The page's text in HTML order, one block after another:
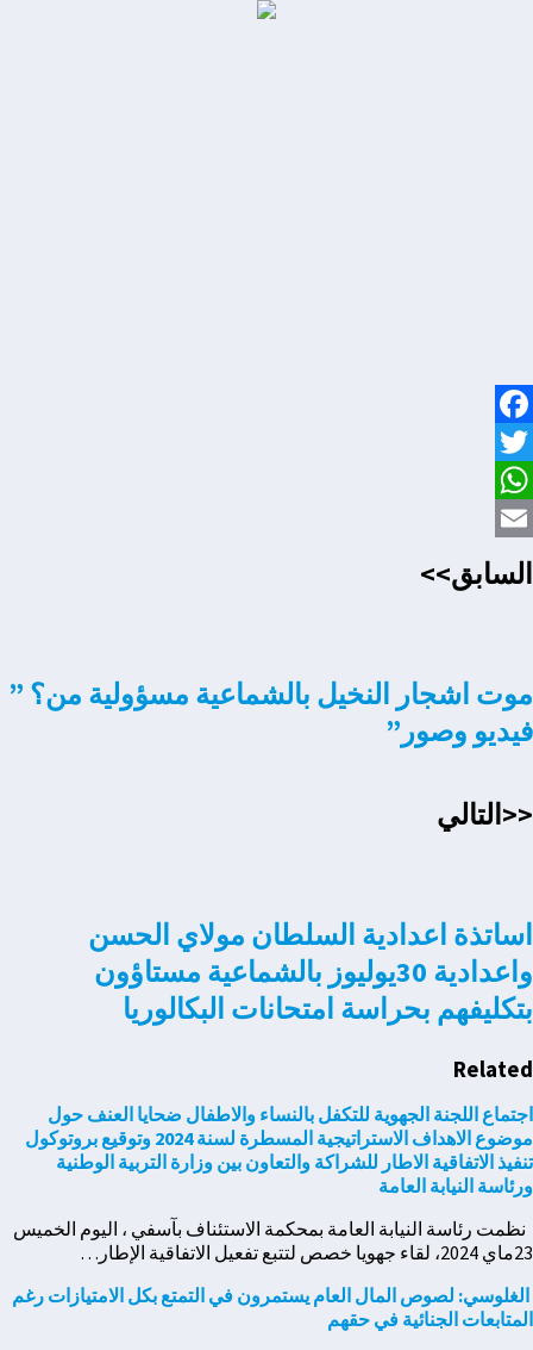
Facebook
Twitter
WhatsApp
Email
السابق>>
موت اشجار النخيل بالشماعية مسؤولية من؟ ”
فيديو وصور”
<<التالي
اساتذة اعدادية السلطان مولاي الحسن
واعدادية 30يوليوز بالشماعية مستاؤون
بتكليفهم بحراسة امتحانات البكالوريا
Related
اجتماع اللجنة الجهوية للتكفل بالنساء والاطفال ضحايا العنف حول
موضوع الاهداف الاستراتيجية المسطرة لسنة 2024 وتوقيع بروتوكول
تنفيذ الاتفاقية الاطار للشراكة والتعاون بين وزارة التربية الوطنية
ورئاسة النيابة العامة
نظمت رئاسة النيابة العامة بمحكمة الاستئناف بآسفي ، اليوم الخميس
23ماي 2024، لقاء جهويا خصص لتتبع تفعيل الاتفاقية الإطار…
الغلوسي: لصوص المال العام يستمرون في التمتع بكل الامتيازات رغم
المتابعات الجنائية في حقهم